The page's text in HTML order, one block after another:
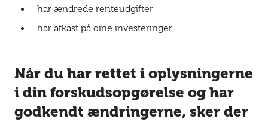
har ændrede renteudgifter
har afkast på dine investeringer.
Når du har rettet i oplysningerne
i din forskudsopgørelse og har
godkendt ændringerne, sker der